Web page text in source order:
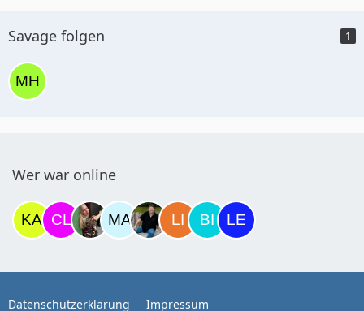
Savage folgen 1
Wer war online
Datenschutzerklärung Impressum